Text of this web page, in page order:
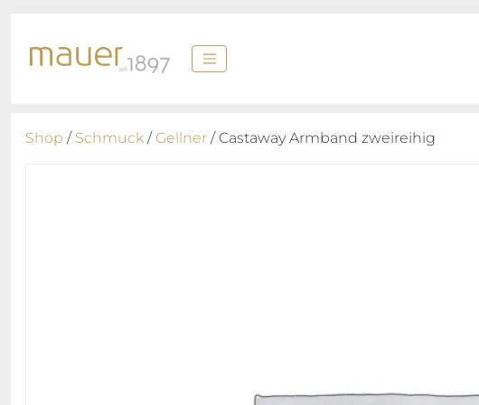
Shop / Schmuck / Gellner / Castaway Armband zweireihig